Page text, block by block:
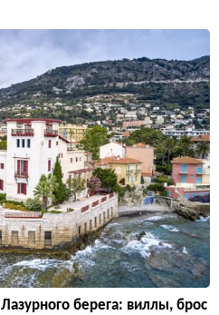
берега: виллы, брос